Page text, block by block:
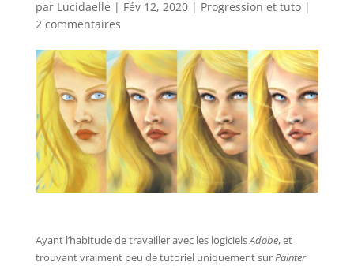
par Lucidaelle | Fév 12, 2020| Progression et tuto|
2 commentaires
Ayant l’habitude de travailler avec les logicielsAdobe, et
trouvant vraiment peu de tutoriel uniquement surPainter